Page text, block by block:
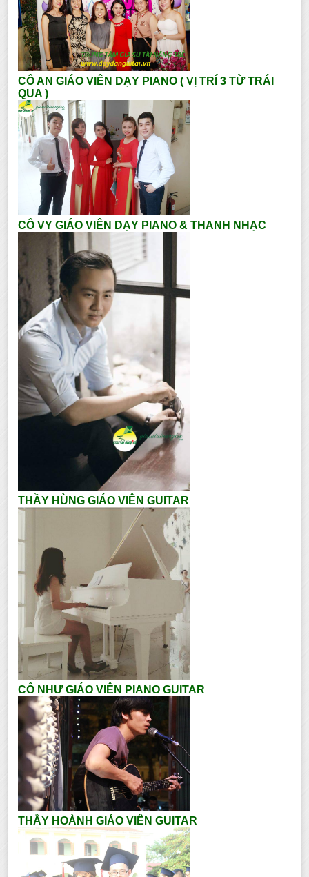
CÔ AN GIÁO VIÊN DẠY PIANO ( VỊ TRÍ 3 TỪ TRÁI
QUA )
CÔ VY GIÁO VIÊN DẠY PIANO & THANH NHẠC
THẦY HÙNG GIÁO VIÊN GUITAR
CÔ NHƯ GIÁO VIÊN PIANO GUITAR
THẦY HOÀNH GIÁO VIÊN GUITAR